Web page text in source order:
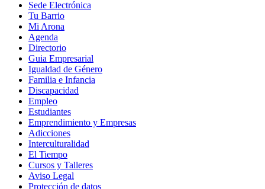
Sede Electrónica
Tu Barrio
Mi Arona
Agenda
Directorio
Guia Empresarial
Igualdad de Género
Familia e Infancia
Discapacidad
Empleo
Estudiantes
Emprendimiento y Empresas
Adicciones
Interculturalidad
El Tiempo
Cursos y Talleres
Aviso Legal
Protección de datos